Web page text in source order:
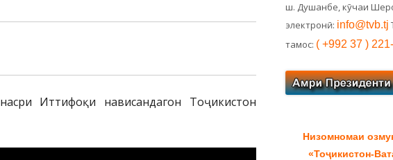
Иттифоқи нависандагон Тоҷикистон
ш. Душанбе, кӯчаи
электронӣ: info@tvb.tj
тамос: ( +992 37 )
Низомномаи
«Тоҷикистон-